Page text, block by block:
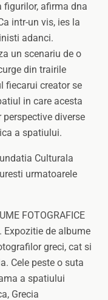
afirma dna
intr-un vis, ies la
adanci.
un scenariu de o
din trairile
fiecarui creator se
in care acesta
diverse
a spatiului.
Culturala
urmatoarele
FOTOGRAFICE
Expozitie de albume
greci, cat si
Cele peste o suta
a spatiului
Grecia